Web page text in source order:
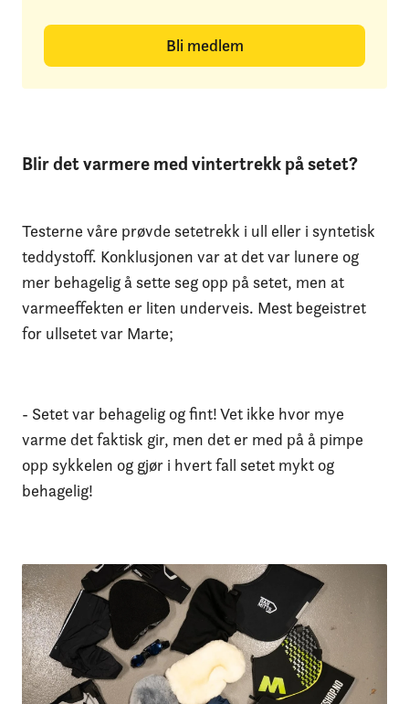
Bli medlem
Blir det varmere med vintertrekk på setet?
Testerne våre prøvde setetrekk i ull eller i syntetisk
teddystoff. Konklusjonen var at det var lunere og
mer behagelig å sette seg opp på setet, men at
varmeeffekten er liten underveis. Mest begeistret
for ullsetet var Marte;
- Setet var behagelig og fint! Vet ikke hvor mye
varme det faktisk gir, men det er med på å pimpe
opp sykkelen og gjør i hvert fall setet mykt og
behagelig!